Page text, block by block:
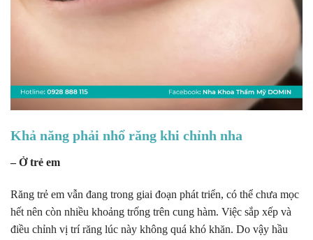
Khả năng phải nhổ răng khi chỉnh nha
– Ở trẻ em
Răng trẻ em vẫn đang trong giai đoạn phát triển, có thể chưa mọc
hết nên còn nhiều khoảng trống trên cung hàm. Việc sắp xếp và
điều chỉnh vị trí răng lúc này không quá khó khăn. Do vậy hầu